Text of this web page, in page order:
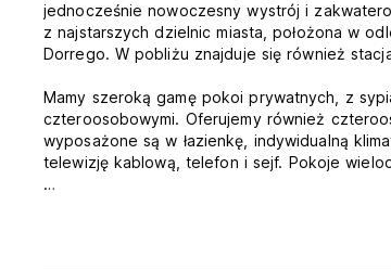
jednocześnie nowoczesny wystrój i
z najstarszych dzielnic miasta, położona w
Dorrego. W pobliżu znajduje się również
Mamy szeroką gamę pokoi prywatnych, z
czteroosobowymi. Oferujemy również
wyposażone są w łazienkę, indywidualną
telewizję kablową, telefon i sejf. Pokoje
Prysznic i toalety znajdują się w różnych